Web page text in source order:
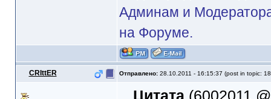
Админам и
на Форуме.
CRIttER Отправлено: 28.10.2011 - 16:15:37 (post in topic:
Цитата(6002011